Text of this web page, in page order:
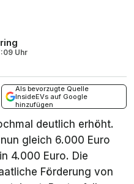
Uhr
Als bevorzugte Quelle
InsideEVs auf Google
hinzufügen
deutlich erhöht.
gleich 6.000 Euro
4.000 Euro. Die
Förderung von